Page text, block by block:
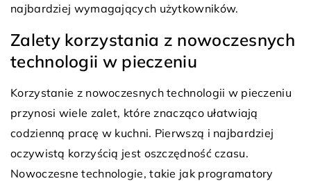
najbardziej wymagających użytkowników.
Zalety korzystania z nowoczesnych
technologii w pieczeniu
Korzystanie z nowoczesnych technologii w pieczeniu
przynosi wiele zalet, które znacząco ułatwiają
codzienną pracę w kuchni. Pierwszą i najbardziej
oczywistą korzyścią jest oszczędność czasu.
Nowoczesne technologie, takie jak programatory